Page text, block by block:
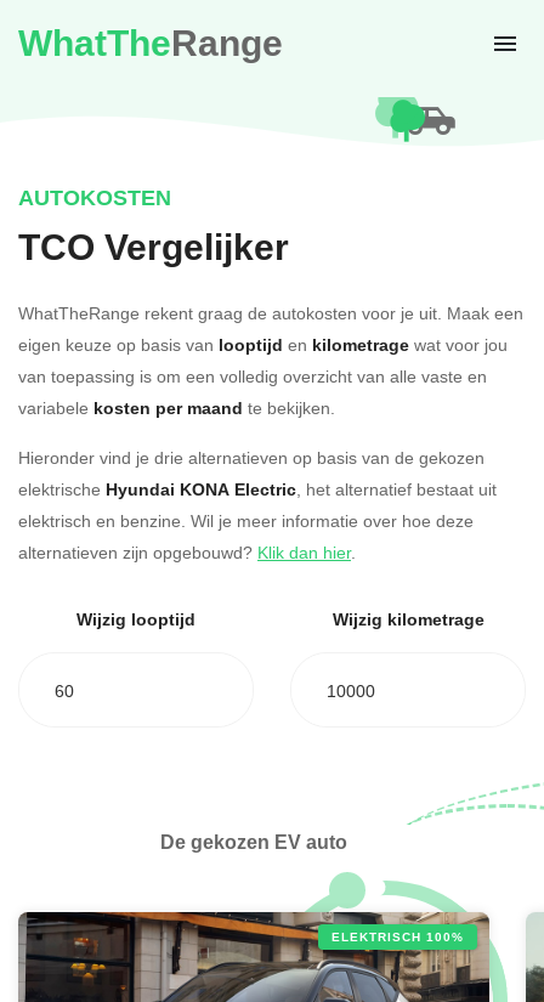
WhatTheRange
AUTOKOSTEN
TCO Vergelijker
WhatTheRange rekent graag de autokosten voor je uit. Maak een
eigen keuze op basis van looptijd en kilometrage wat voor jou
van toepassing is om een volledig overzicht van alle vaste en
variabele kosten per maand te bekijken.
Hieronder vind je drie alternatieven op basis van de gekozen
elektrische Hyundai KONA Electric, het alternatief bestaat uit
elektrisch en benzine. Wil je meer informatie over hoe deze
alternatieven zijn opgebouwd? Klik dan hier.
Wijzig looptijd
60
Wijzig kilometrage
10000
De gekozen EV auto
ELEKTRISCH 100%